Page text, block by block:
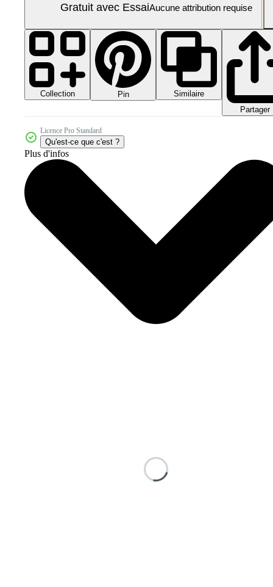
Gratuit avec EssaiAucune attribution requise
Collection Pin
Similaire
Partager
Licence Pro Standard
Qu'est-ce que c'est ?
Plus d'infos